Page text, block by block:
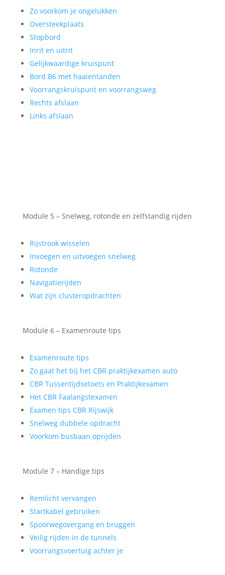
Zo voorkom je ongelukken
Oversteekplaats
Stopbord
Inrit en uitrit
Gelijkwaardige kruispunt
Bord B6 met haaientanden
Voorrangskruispunt en voorrangsweg
Rechts afslaan
Links afslaan
Module 5 – Snelweg, rotonde en zelfstandig rijden
Rijstrook wisselen
Invoegen en uitvoegen snelweg
Rotonde
Navigatierijden
Wat zijn clusteropdrachten
Module 6 – Examenroute tips
Examenroute tips
Zo gaat het bij het CBR praktijkexamen auto
CBR Tussentijdsetoets en Praktijkexamen
Het CBR Faalangstexamen
Examen tips CBR Rijswijk
Snelweg dubbele opdracht
Voorkom busbaan oprijden
Module 7 – Handige tips
Remlicht vervangen
Startkabel gebruiken
Spoorwegovergang en bruggen
Veilig rijden in de tunnels
Voorrangsvoertuig achter je